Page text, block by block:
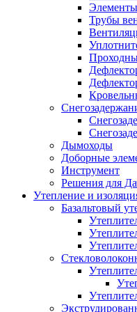
Трубы
Дымоходы
Доборные
Инструмент
Решения для
Утепление и
Базальтовый